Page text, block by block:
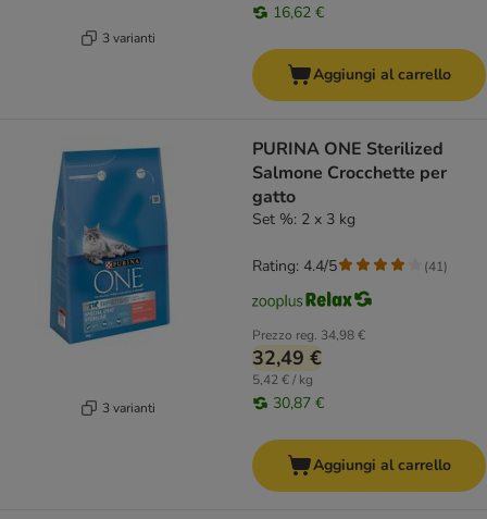
3 varianti
16,62 €
Aggiungi al carrello
3 varianti
PURINA ONE Sterilized
Salmone Crocchette per
gatto
Set %: 2 x 3 kg
Prezzo reg. 34,98 €
32,49 €
5,42 € / kg
30,87 €
Rating: 4.4/5 (41)
Aggiungi al carrello